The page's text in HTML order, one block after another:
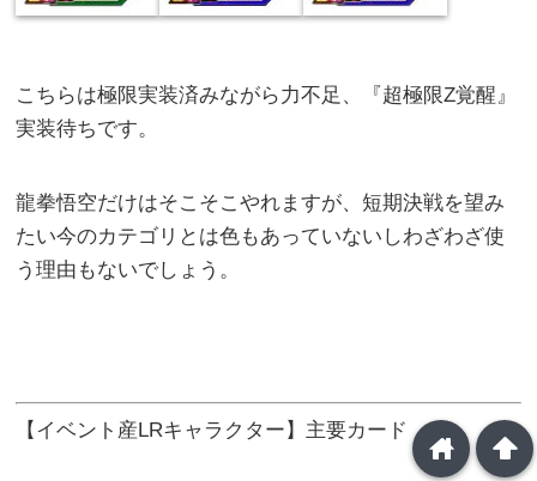
こちらは極限実装済みながら力不足、『超極限Z覚醒』
実装待ちです。
龍拳悟空だけはそこそこやれますが、短期決戦を望み
たい今のカテゴリとは色もあっていないしわざわざ使
う理由もないでしょう。
【イベント産LRキャラクター】主要カード
arrowup
home